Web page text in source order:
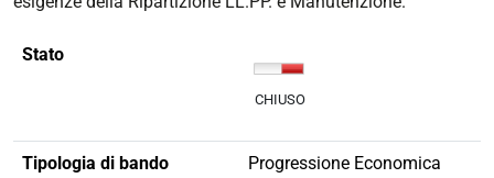
Stato
CHIUSO
Tipologia di bando
Progressione Economica